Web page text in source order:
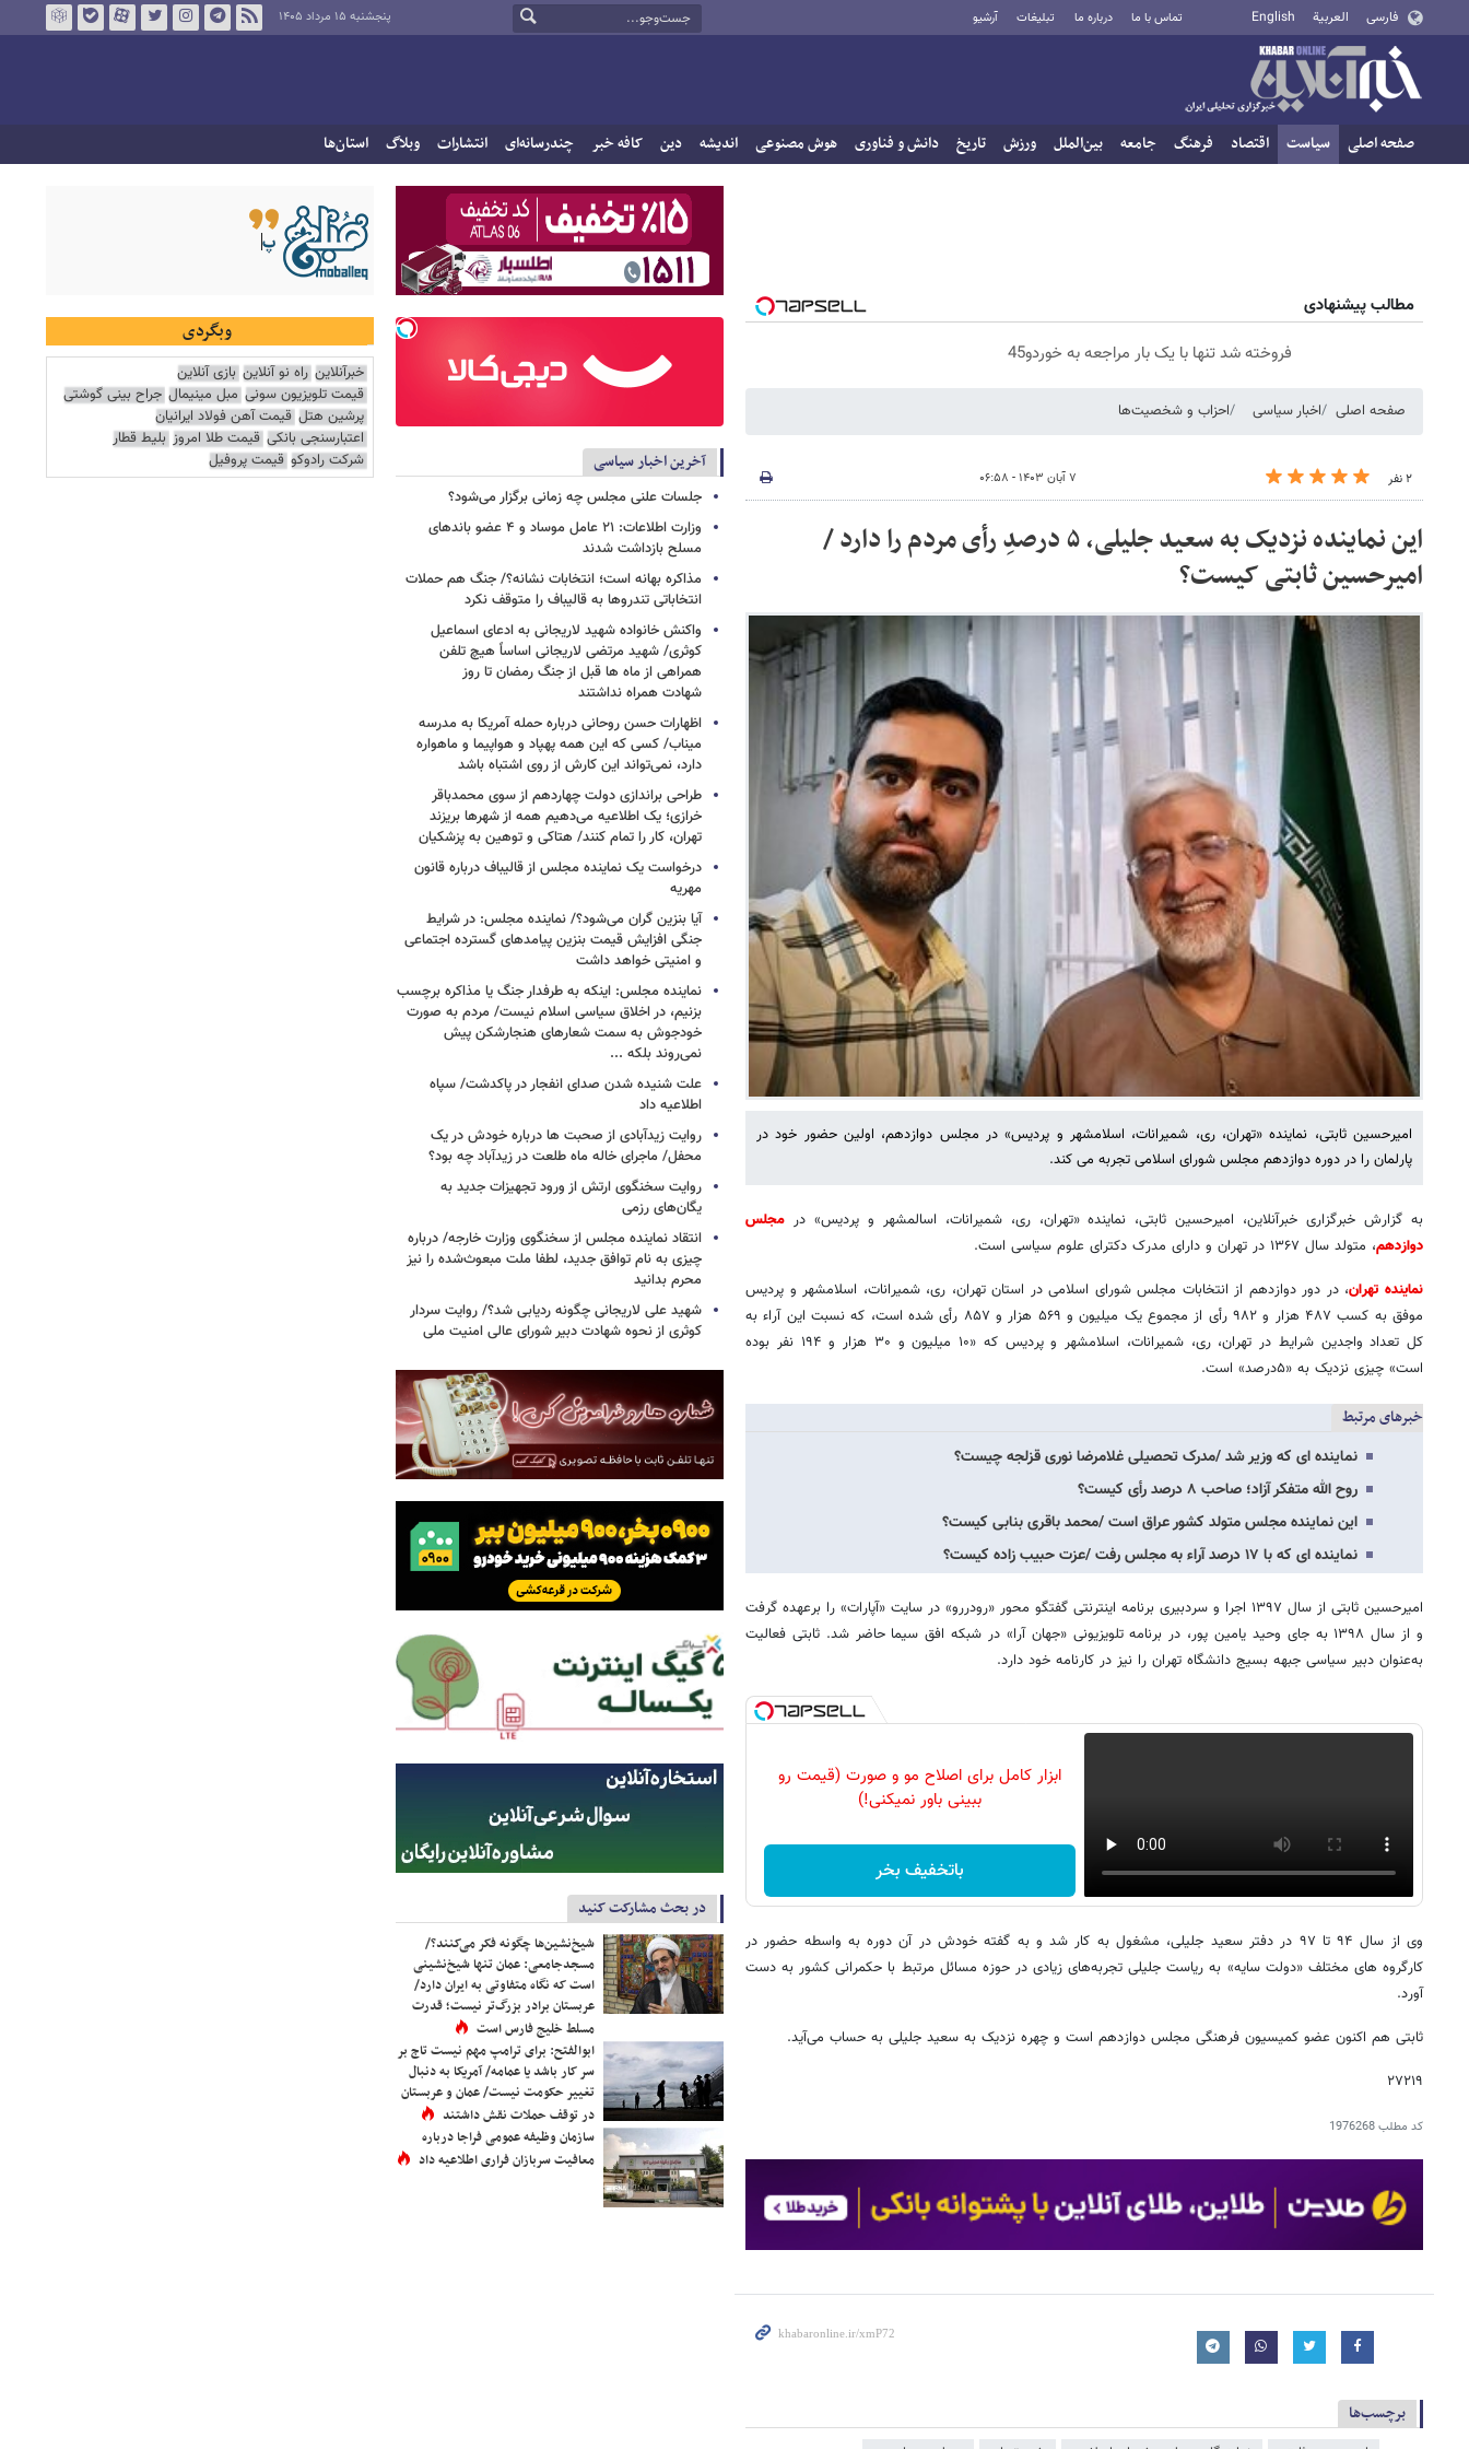
فارسی العربية English تماس با ما درباره ما تبلیغات آرشیو پنجشنبه ۱۵ مرداد ۱۴۰۵
صفحه اصلی سیاست اقتصاد فرهنگ جامعه بین‌الملل ورزش تاریخ دانش و فناوری هوش مصنوعی اندیشه دین کافه خبر چندرسانه‌ای انتشارات وبلاگ استان‌ها
مطالب پیشنهادی
فروخته شد تنها با یک بار مراجعه به خوردو45
صفحه اصلی اخبار سیاسی احزاب و شخصیت‌ها
۲ نفر ۷ آبان ۱۴۰۳ - ۰۶:۵۸
این نماینده نزدیک به سعید جلیلی، ۵ درصدِ رأی مردم را دارد /
امیرحسین ثابتی کیست؟
امیرحسین ثابتی، نماینده «تهران، ری، شمیرانات، اسلامشهر و پردیس» در مجلس دوازدهم، اولین حضور خود در
پارلمان را در دوره دوازدهم مجلس شورای اسلامی تجربه می کند.
به گزارش خبرگزاری خبرآنلاین، امیرحسین ثابتی، نماینده «تهران، ری، شمیرانات، اسالمشهر و پردیس» در مجلس
دوازدهم، متولد سال ۱۳۶۷ در تهران و دارای مدرک دکترای علوم سیاسی است.
نماینده تهران، در دور دوازدهم از انتخابات مجلس شورای اسلامی در استان تهران، ری، شمیرانات، اسلامشهر و پردیس
موفق به کسب ۴۸۷ هزار و ۹۸۲ رأی از مجموع یک میلیون و ۵۶۹ هزار و ۸۵۷ رأی شده است، که نسبت این آراء به
کل تعداد واجدین شرایط در تهران، ری، شمیرانات، اسلامشهر و پردیس که «۱۰ میلیون و ۳۰ هزار و ۱۹۴ نفر بوده
است» چیزی نزدیک به «۵درصد» است.
خبرهای مرتبط
نماینده ای که وزیر شد /مدرک تحصیلی غلامرضا نوری قزلجه چیست؟
روح الله متفکر آزاد؛ صاحب ۸ درصد رأی کیست؟
این نماینده مجلس متولد کشور عراق است /محمد باقری بنابی کیست؟
نماینده ای که با ۱۷ درصد آراء به مجلس رفت /عزت حبیب زاده کیست؟
امیرحسین ثابتی از سال ۱۳۹۷ اجرا و سردبیری برنامه اینترنتی گفتگو محور «رودررو» در سایت «آپارات» را برعهده گرفت
و از سال ۱۳۹۸ به جای وحید یامین‌ پور، در برنامه‌ تلویزیونی «جهان‌ آرا» در شبکه افق سیما حاضر شد. ثابتی فعالیت
به‌عنوان دبیر سیاسی جبهه بسیج دانشگاه تهران را نیز در کارنامه خود دارد.
ابزار کامل برای اصلاح مو و صورت (قیمت رو
ببینی باور نمیکنی!)
باتخفیف بخر
وی از سال ۹۴ تا ۹۷ در دفتر سعید جلیلی، مشغول به کار شد و به گفته خودش در آن دوره به واسطه حضور در
کارگروه های مختلف «دولت سایه» به ریاست جلیلی تجربه‌های زیادی در حوزه مسائل مرتبط با حکمرانی کشور به دست
آورد.
ثابتی هم اکنون عضو کمیسیون فرهنگی مجلس دوازدهم است و چهره نزدیک به سعید جلیلی به حساب می‌آید.
۲۷۲۱۹
کد مطلب1976268
برچسب‌ها
آخرین اخبار سیاسی
جلسات علنی مجلس چه زمانی برگزار می‌شود؟
وزارت اطلاعات: ۲۱ عامل موساد و ۴ عضو باندهای
مسلح بازداشت شدند
مذاکره بهانه است؛ انتخابات نشانه؟/ جنگ هم حملات
انتخاباتی تندروها به قالیباف را متوقف نکرد
واکنش خانواده شهید لاریجانی به ادعای اسماعیل
کوثری/ شهید مرتضی لاریجانی اساساً هیچ تلفن
همراهی از ماه ها قبل از جنگ رمضان تا روز
شهادت همراه نداشتند
اظهارات حسن روحانی درباره حمله آمریکا به مدرسه
میناب/ کسی که این همه پهپاد و هواپیما و ماهواره
دارد، نمی‌تواند این کارش از روی اشتباه باشد
طراحی براندازی دولت چهاردهم از سوی محمدباقر
خرازی؛ یک اطلاعیه می‌دهیم همه از شهرها بریزند
تهران، کار را تمام کنند/ هتاکی و توهین به پزشکیان
درخواست یک نماینده مجلس از قالیباف درباره قانون
مهریه
آیا بنزین گران می‌شود؟/ نماینده مجلس: در شرایط
جنگی افزایش قیمت بنزین پیامدهای گسترده اجتماعی
و امنیتی خواهد داشت
نماینده مجلس: اینکه به طرفدار جنگ یا مذاکره برچسب
بزنیم، در اخلاق سیاسی اسلام نیست/ مردم به صورت
خودجوش به سمت شعارهای هنجارشکن پیش
نمی‌روند بلکه ...
علت شنیده شدن صدای انفجار در پاکدشت/ سپاه
اطلاعیه داد
روایت زیدآبادی از صحبت ها درباره خودش در یک
محفل/ ماجرای خاله ماه طلعت در زیدآباد چه بود؟
روایت سخنگوی ارتش از ورود تجهیزات جدید به
یگان‌های رزمی
انتقاد نماینده مجلس از سخنگوی وزارت خارجه/ درباره
چیزی به نام توافق جدید، لطفا ملت مبعوث‌شده را نیز
محرم بدانید
شهید علی لاریجانی چگونه ردیابی شد؟/ روایت سردار
کوثری از نحوه شهادت دبیر شورای عالی امنیت ملی
در بحث مشارکت کنید
شیخ‌نشین‌ها چگونه فکر می‌کنند؟/
مسجدجامعی: عمان تنها شیخ‌نشینی
است که نگاه متفاوتی به ایران دارد/
عربستان برادر بزرگ‌تر نیست؛ قدرت
مسلط خلیج فارس است
ابوالفتح: برای ترامپ مهم نیست تاج بر
سر کار باشد یا عمامه/ آمریکا به دنبال
تغییر حکومت نیست/ عمان و عربستان
در توقف حملات نقش داشتند
سازمان وظیفه عمومی فراجا درباره
معافیت سربازان فراری اطلاعیه داد
وبگردی
خبرآنلاین راه نو آنلاین بازی آنلاین
قیمت تلویزیون سونی مبل مینیمال جراح بینی گوشتی
پرشین هتل قیمت آهن فولاد ایرانیان
اعتبارسنجی بانکی قیمت طلا امروز بلیط قطار
شرکت رادوکو قیمت پروفیل